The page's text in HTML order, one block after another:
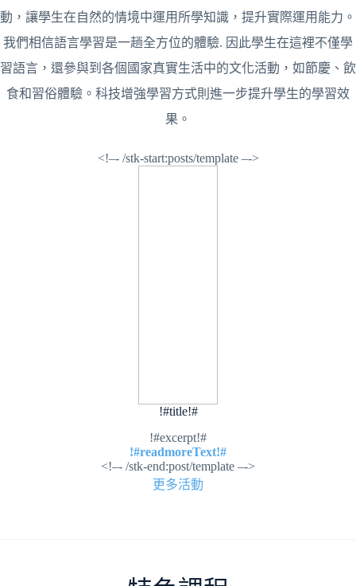
動，讓學生在自然的情境中運用所學知識，提升實際運用能力。
我們相信語言學習是一趟全方位的體驗. 因此學生在這裡不僅學
習語言，還參與到各個國家真實生活中的文化活動，如節慶、飲
食和習俗體驗。科技增強學習方式則進一步提升學生的學習效
果。
<!–- /stk-start:posts/template –->
!#title!#
!#excerpt!#
!#readmoreText!#
<!–- /stk-end:post/template –->
更多活動